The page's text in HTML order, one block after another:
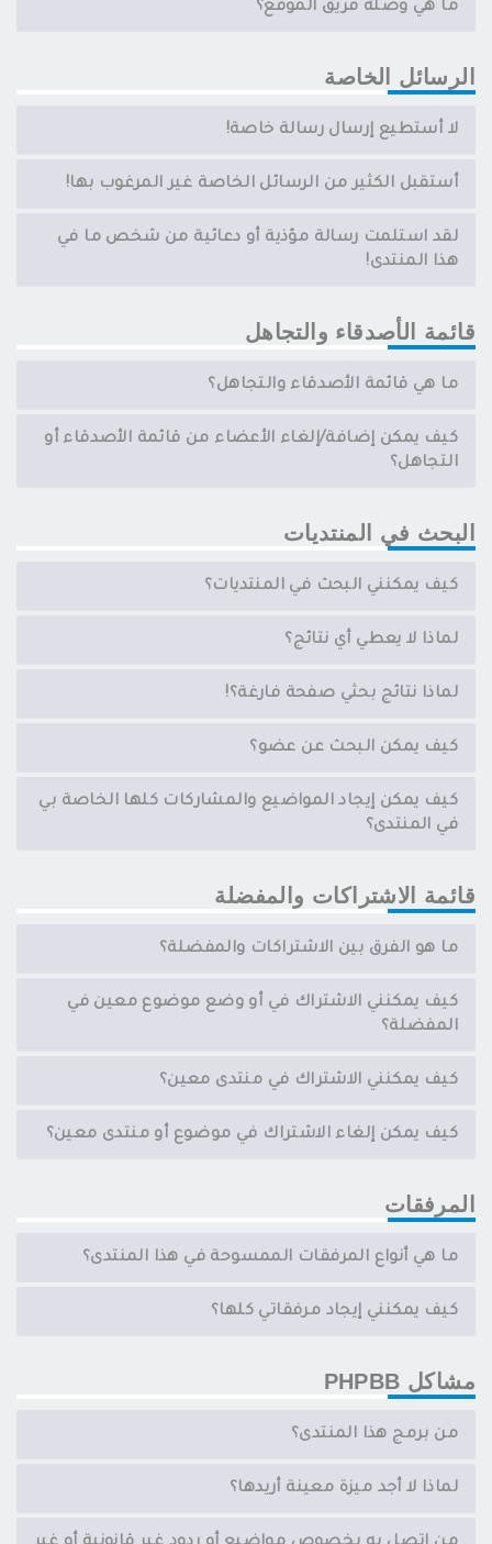
ما هي وصلة فريق الموقع؟
الرسائل الخاصة
لا أستطيع إرسال رسالة خاصة!
أستقبل الكثير من الرسائل الخاصة غير المرغوب بها!
لقد استلمت رسالة مؤذية أو دعائية من شخص ما في
هذا المنتدى!
قائمة الأصدقاء والتجاهل
ما هي قائمة الأصدقاء والتجاهل؟
كيف يمكن إضافة/إلغاء الأعضاء من قائمة الأصدقاء أو
التجاهل؟
البحث في المنتديات
كيف يمكنني البحث في المنتديات؟
لماذا لا يعطي أي نتائج؟
لماذا نتائج بحثي صفحة فارغة؟!
كيف يمكن البحث عن عضو؟
كيف يمكن إيجاد المواضيع والمشاركات كلها الخاصة بي
في المنتدى؟
قائمة الاشتراكات والمفضلة
ما هو الفرق بين الاشتراكات والمفضلة؟
كيف يمكنني الاشتراك في أو وضع موضوع معين في
المفضلة؟
كيف يمكنني الاشتراك في منتدى معين؟
كيف يمكن إلغاء الاشتراك في موضوع أو منتدى معين؟
المرفقات
ما هي أنواع المرفقات الممسوحة في هذا المنتدى؟
كيف يمكنني إيجاد مرفقاتي كلها؟
مشاكل PHPBB
من برمج هذا المنتدى؟
لماذا لا أجد ميزة معينة أريدها؟